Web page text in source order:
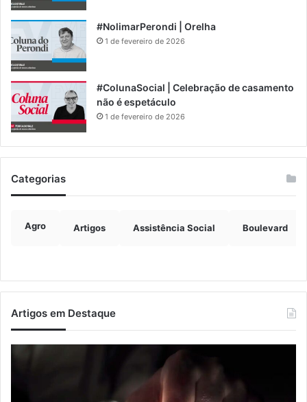
#NolimarPerondi | Orelha
1 de fevereiro de 2026
#ColunaSocial | Celebração de casamento
não é espetáculo
1 de fevereiro de 2026
Categorias
Agro Artigos Assistência Social Boulevard
Artigos em Destaque